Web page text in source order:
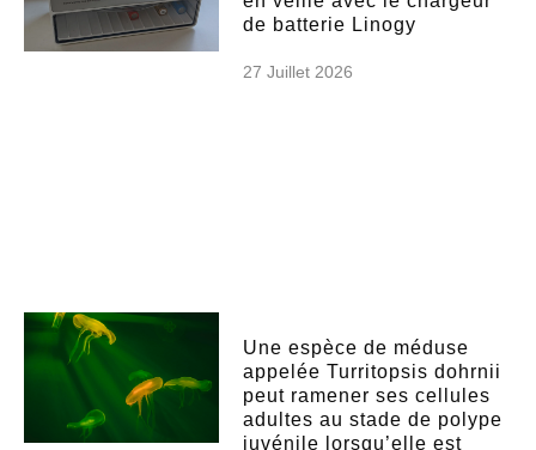
de batterie Linogy
27 Juillet 2026
Une espèce de méduse
appelée Turritopsis dohrnii
peut ramener ses cellules
adultes au stade de polype
juvénile lorsqu’elle est